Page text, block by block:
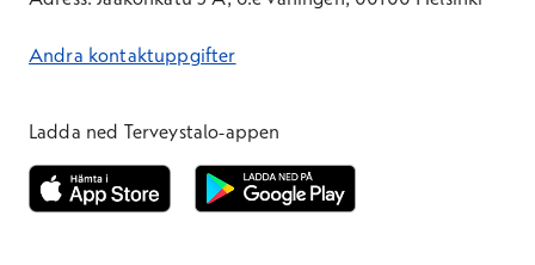
Andra kontaktuppgifter
Ladda ned Terveystalo-appen